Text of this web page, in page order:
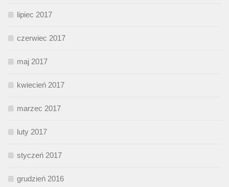
lipiec 2017
czerwiec 2017
maj 2017
kwiecień 2017
marzec 2017
luty 2017
styczeń 2017
grudzień 2016